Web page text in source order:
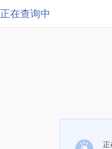
正在查询中
正